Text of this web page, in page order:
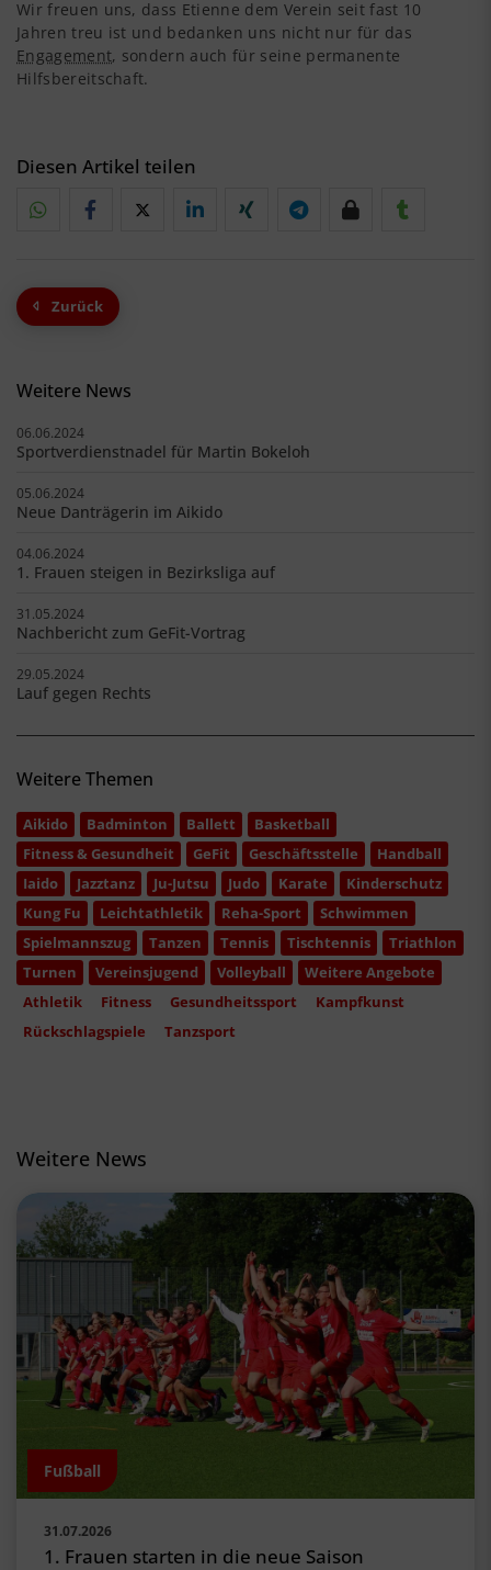
Wir freuen uns, dass Etienne dem Verein seit fast 10
Jahren treu ist und bedanken uns nicht nur für das
Engagement, sondern auch für seine permanente
Hilfsbereitschaft.
Diesen Artikel teilen
Zurück
Weitere News
06.06.2024
Sportverdienstnadel für Martin Bokeloh
05.06.2024
Neue Danträgerin im Aikido
04.06.2024
1. Frauen steigen in Bezirksliga auf
31.05.2024
Nachbericht zum GeFit-Vortrag
29.05.2024
Lauf gegen Rechts
Weitere Themen
Aikido Badminton Ballett
Basketball
Fitness & Gesundheit
GeFit Geschäftsstelle
Handball
Iaido
Jazztanz Ju-Jutsu Judo Karate
Kinderschutz
Kung Fu
Leichtathletik Reha-Sport
Schwimmen
Spielmannszug
Tanzen Tennis Tischtennis
Triathlon
Turnen
Vereinsjugend Volleyball
Weitere Angebote
Athletik
Fitness Gesundheitssport
Kampfkunst
Rückschlagspiele
Tanzsport
Weitere News
Fußball
31.07.2026
1. Frauen starten in die neue Saison